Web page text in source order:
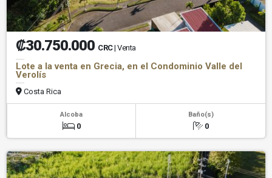
₡30.750.000 CRC| Venta
Lote a la venta en Grecia, en el Condominio Valle del
Verolís
Costa Rica
Alcoba
0
Baño(s)
0